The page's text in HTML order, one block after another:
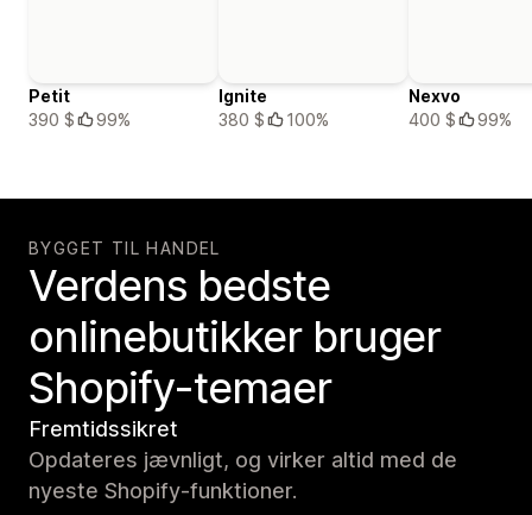
Petit
390 $
99%
Ignite
380 $
100%
Nexvo
400 $
99%
BYGGET TIL HANDEL
Verdens bedste
onlinebutikker bruger
Shopify-temaer
Fremtidssikret
Opdateres jævnligt, og virker altid med de
nyeste Shopify-funktioner.